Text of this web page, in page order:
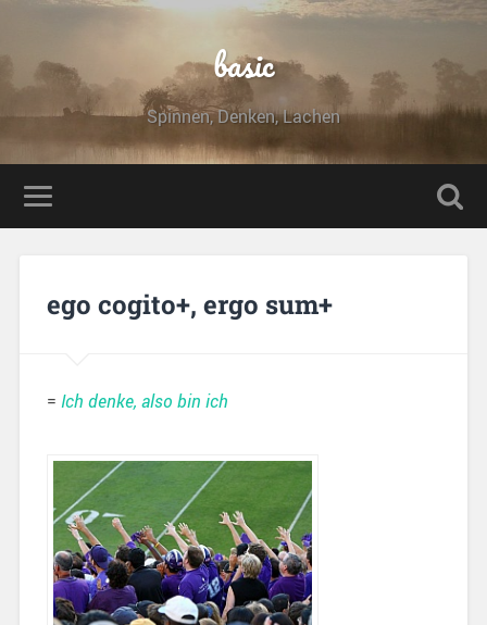
basic
Spinnen, Denken, Lachen
ego cogito+, ergo sum+
= Ich denke, also bin ich